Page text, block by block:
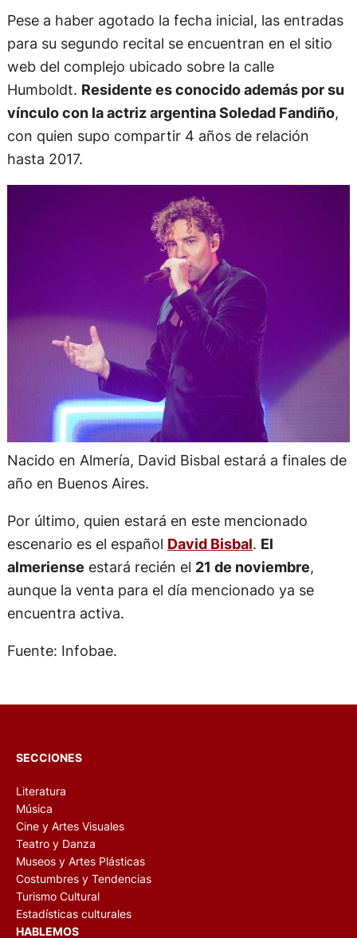
Pese a haber agotado la fecha inicial, las entradas
para su segundo recital se encuentran en el sitio
web del complejo ubicado sobre la calle
Humboldt. Residente es conocido además por su
vínculo con la actriz argentina Soledad Fandiño,
con quien supo compartir 4 años de relación
hasta 2017.
Nacido en Almería, David Bisbal estará a finales de
año en Buenos Aires.
Por último, quien estará en este mencionado
escenario es el español David Bisbal. El
almeriense estará recién el 21 de noviembre,
aunque la venta para el día mencionado ya se
encuentra activa.
Fuente: Infobae.
SECCIONES
Literatura
Música
Cine y Artes Visuales
Teatro y Danza
Museos y Artes Plásticas
Costumbres y Tendencias
Turismo Cultural
Estadísticas culturales
HABLEMOS